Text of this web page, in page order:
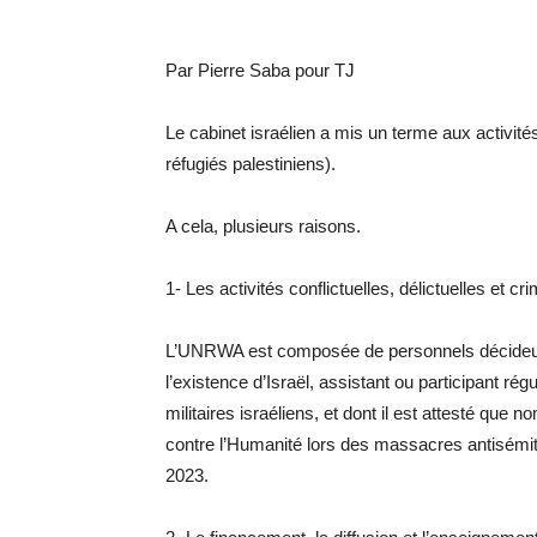
Par Pierre Saba pour TJ
Le cabinet israélien a mis un terme aux
réfugiés palestiniens).
A cela, plusieurs raisons.
1- Les activités conflictuelles, délictuelles et
L’UNRWA est composée de personnels
l’existence d’Israël, assistant ou participant
militaires israéliens, et dont il est attesté que
contre l’Humanité lors des massacres
2023.